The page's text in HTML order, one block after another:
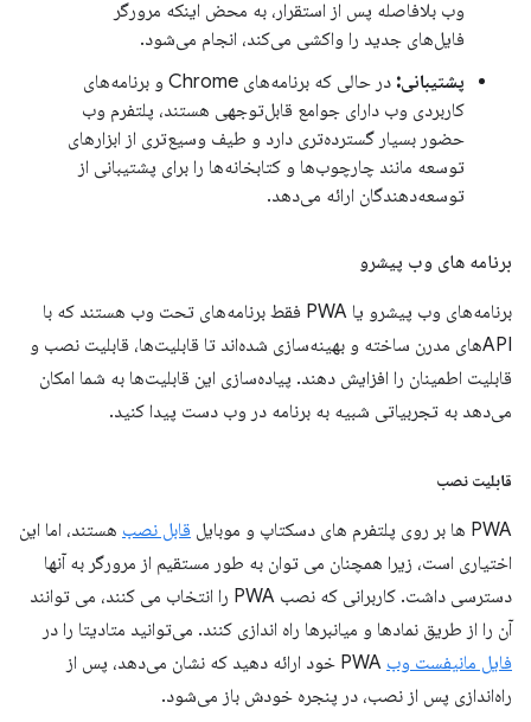
وب بلافاصله پس از استقرار، به محض اینکه مرورگر
فایل‌های جدید را واکشی می‌کند، انجام می‌شود.
پشتیبانی:
در حالی که برنامه‌های Chrome و برنامه‌های
کاربردی وب دارای جوامع قابل‌توجهی هستند، پلتفرم وب
حضور بسیار گسترده‌تری دارد و طیف وسیع‌تری از ابزارهای
توسعه مانند چارچوب‌ها و کتابخانه‌ها را برای پشتیبانی از
توسعه‌دهندگان ارائه می‌دهد.
برنامه های وب پیشرو
برنامه‌های وب پیشرو یا PWA فقط برنامه‌های تحت وب هستند که با
APIهای مدرن ساخته و بهینه‌سازی شده‌اند تا قابلیت‌ها، قابلیت نصب و
قابلیت اطمینان را افزایش دهند. پیاده‌سازی این قابلیت‌ها به شما امکان
می‌دهد به تجربیاتی شبیه به برنامه در وب دست پیدا کنید.
قابلیت نصب
PWA ها بر روی پلتفرم های دسکتاپ و موبایل قابل نصب هستند، اما این
اختیاری است، زیرا همچنان می توان به طور مستقیم از مرورگر به آنها
دسترسی داشت. کاربرانی که نصب PWA را انتخاب می کنند، می توانند
آن را از طریق نمادها و میانبرها راه اندازی کنند. می‌توانید متادیتا را در
فایل مانیفست وب
PWA خود ارائه دهید که نشان می‌دهد، پس از
راه‌اندازی پس از نصب، در پنجره خودش باز می‌شود.